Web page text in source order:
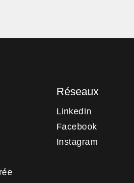
Réseaux
LinkedIn
Facebook
Instagram